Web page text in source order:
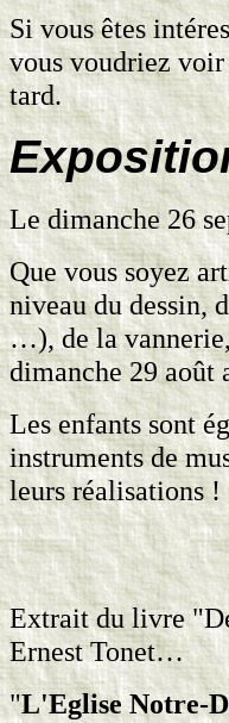
Si vous êtes
vous voudriez voir
tard.
Le dimanche 26
Que vous soyez
niveau du dessin,
…), de la
dimanche 29 août
Les enfants sont
instruments de
leurs réalisations !
Extrait du livre
Ernest Tonet…
"L'Eglise Notre-